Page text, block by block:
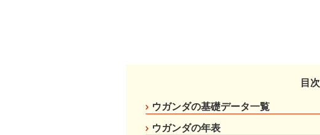
目次
ウガンダの基礎データ一覧
ウガンダの年表